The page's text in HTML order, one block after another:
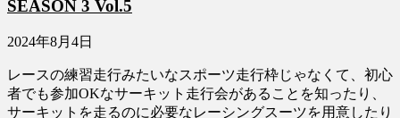
SEASON 3 Vol.5
2024年8月4日
レースの練習走行みたいなスポーツ走行枠じゃなくて、初心
者でも参加OKなサーキット走行会があることを知ったり、
サーキットを走るのに必要なレーシングスーツを用意したり